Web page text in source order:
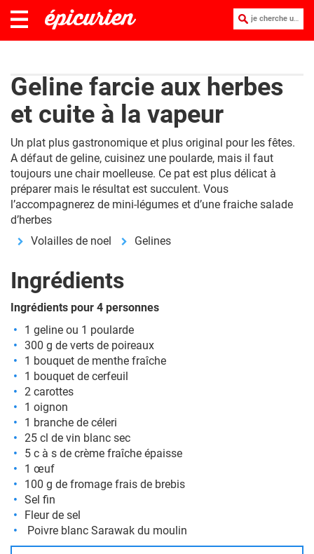
je cherche une recette :
Geline farcie aux herbes
et cuite à la vapeur
Un plat plus gastronomique et plus original pour les fêtes.
A défaut de geline, cuisinez une poularde, mais il faut
toujours une chair moelleuse. Ce pat est plus délicat à
préparer mais le résultat est succulent. Vous
l’accompagnerez de mini-légumes et d’une fraiche salade
d’herbes
Volailles de noel
Gelines
Ingrédients
Ingrédients pour 4 personnes
1 geline ou 1 poularde
300 g de verts de poireaux
1 bouquet de menthe fraîche
1 bouquet de cerfeuil
2 carottes
1 oignon
1 branche de céleri
25 cl de vin blanc sec
5 c à s de crème fraîche épaisse
1 œuf
100 g de fromage frais de brebis
Sel fin
Fleur de sel
Poivre blanc Sarawak du moulin